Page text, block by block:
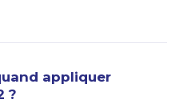
appliquer
?